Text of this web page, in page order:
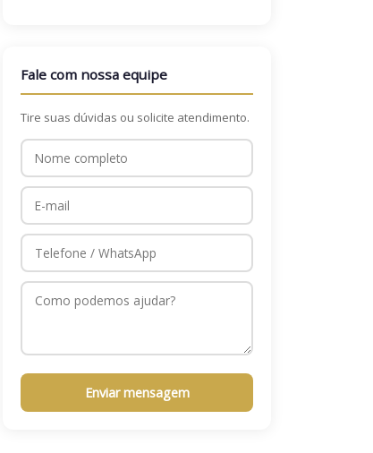
Fale com nossa equipe
Tire suas dúvidas ou solicite atendimento.
Enviar mensagem